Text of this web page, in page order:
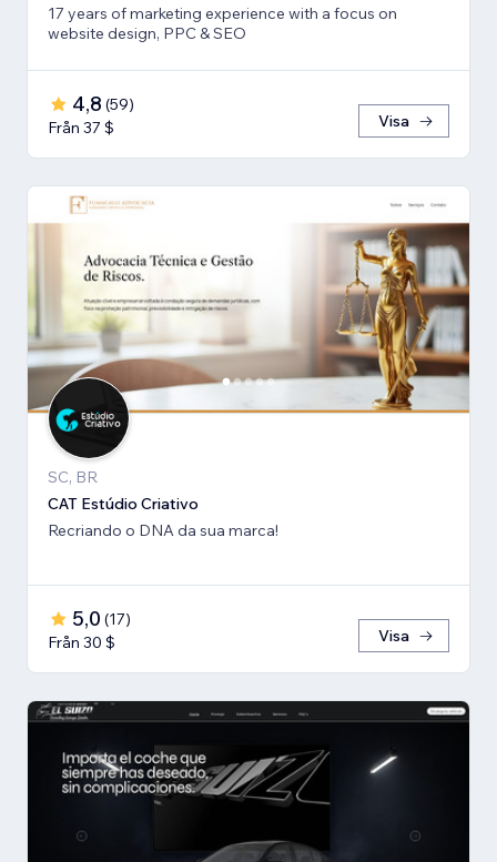
17 years of marketing experience with a focus on
website design, PPC & SEO
4,8 (59)
Från 37 $
Visa
SC, BR
CAT Estúdio Criativo
Recriando o DNA da sua marca!
5,0 (17)
Från 30 $
Visa